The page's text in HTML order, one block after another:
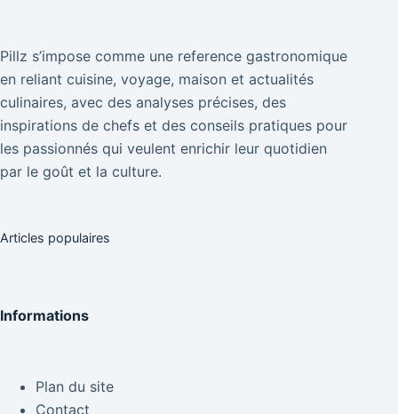
Pillz s’impose comme une reference gastronomique
en reliant cuisine, voyage, maison et actualités
culinaires, avec des analyses précises, des
inspirations de chefs et des conseils pratiques pour
les passionnés qui veulent enrichir leur quotidien
par le goût et la culture.
Articles populaires
Informations
Plan du site
Contact